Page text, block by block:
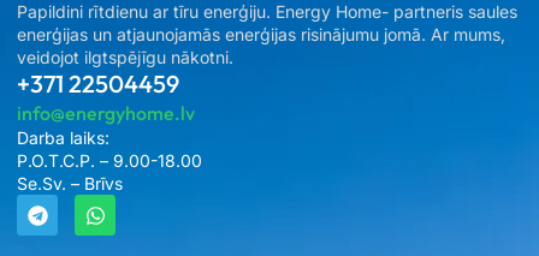
Papildini rītdienu ar tīru enerģiju. Energy Home- partneris saules
enerģijas un atjaunojamās enerģijas risinājumu jomā. Ar mums,
veidojot ilgtspējīgu nākotni.
+371 22504459
info@energyhome.lv
Darba laiks:
P.O.T.C.P. – 9.00-18.00
Se.Sv. – Brīvs